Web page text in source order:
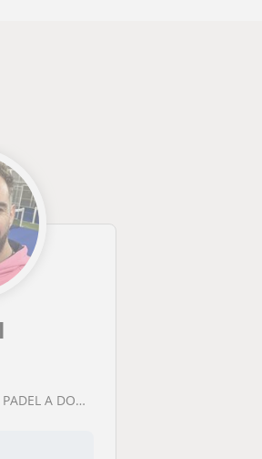
A DOMICILIO